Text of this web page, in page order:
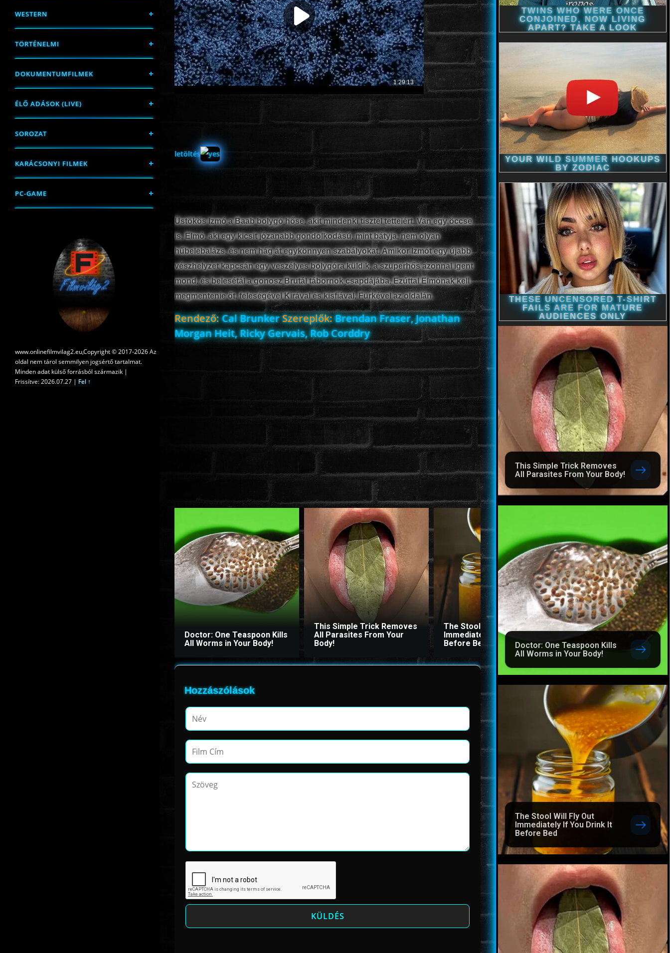
WESTERN
TÖRTÉNELMI
DOKUMENTUMFILMEK
ÉLŐ ADÁSOK (LIVE)
SOROZAT
KARÁCSONYI FILMEK
PC-GAME
www.onlinefilmvilag2.eu,Copyright © 2017-2026 Az
oldal nem tárol semmilyen jogsértő tartalmat.
Minden adat külső forrásból származik |
Frissítve: 2026.07.27 | Fel ↑
letöltés
Üstökös Izmó a Baab bolygó hőse, akit mindenki tisztel tetteiért. Van egy öccse
is, Elmó, aki egy kicsit józanabb gondolkodású, mint bátyja, nem olyan
hűbelebalázs, és nem hág át egykönnyen szabályokat. Amikor Izmót egy újabb
vészhelyzet kapcsán egy veszélyes bolygóra küldik, a szuperhős azonnal igent
mond, és belesétál a gonosz Brutál tábornok csapdájába. Ezúttal Elmónak kell
megmentenie őt, feleségével Kirával és kisfiával, Fürkével az oldalán.
Rendező:Cal BrunkerSzereplők:Brendan Fraser, Jonathan
Morgan Heit, Ricky Gervais, Rob Corddry
Doctor: One Teaspoon Kills
All Worms in Your Body!
This Simple Trick Removes
All Parasites From Your
Body!
The Stool Will Fly Out
Immediately If You Drink It
Before Bed
Doctor: One Teaspoon
All Worms in Your Body!
Hozzászólások
This Simple Trick Removes
All Parasites From Your Body!
Doctor: One Teaspoon Kills
All Worms in Your Body!
The Stool Will Fly Out
Immediately If You Drink It
Before Bed